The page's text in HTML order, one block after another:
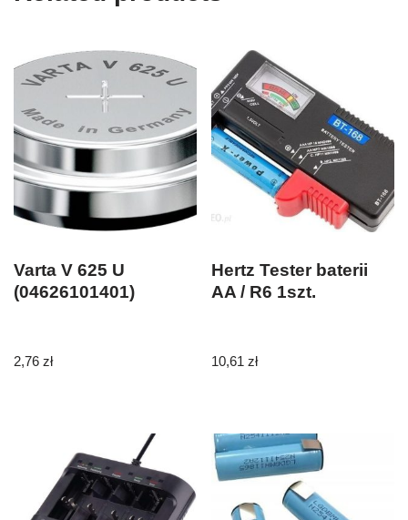
Varta V 625 U
(04626101401)
2,76 zł
Hertz Tester baterii
AA / R6 1szt.
10,61zł